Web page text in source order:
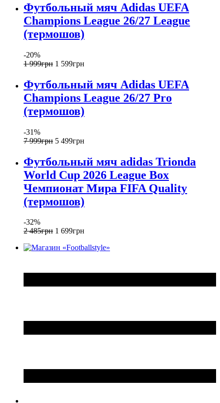
Футбольный мяч Adidas UEFA
Champions League 26/27 League
(термошов)
-20%
1 999грн 1 599грн
Футбольный мяч Adidas UEFA
Champions League 26/27 Pro
(термошов)
-31%
7 999грн 5 499грн
Футбольный мяч adidas Trionda
World Cup 2026 League Box
Чемпионат Мира FIFA Quality
(термошов)
-32%
2 485грн 1 699грн